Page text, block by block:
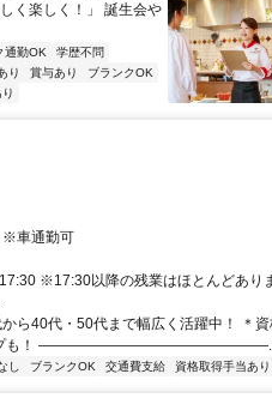
く楽しく！」 誕生会や
通勤OK
学歴不問
り 賞与あり
ブランクOK
※車通勤可
※17:30以降の残業はほとんどあり
ら40代・50代まで幅広く活躍中！ ＊
アップも！
し ブランクOK 交通費支給 資格取得手当あり